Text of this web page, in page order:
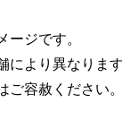
ジです。
より異なります
容赦ください。